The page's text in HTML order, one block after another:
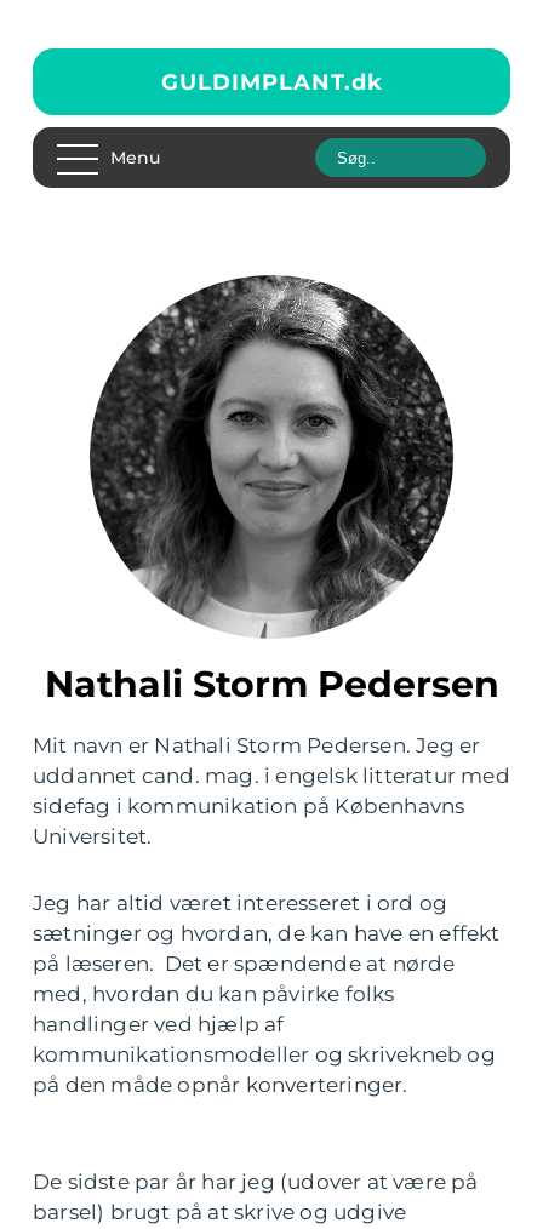
GULDIMPLANT.dk
Menu
Nathali Storm Pedersen
Mit navn er Nathali Storm Pedersen. Jeg er
uddannet cand. mag. i engelsk litteratur med
sidefag i kommunikation på Københavns
Universitet.
Jeg har altid været interesseret i ord og
sætninger og hvordan, de kan have en effekt
på læseren. Det er spændende at nørde
med, hvordan du kan påvirke folks
handlinger ved hjælp af
kommunikationsmodeller og skrivekneb og
på den måde opnår konverteringer.
De sidste par år har jeg (udover at være på
barsel) brugt på at skrive og udgive